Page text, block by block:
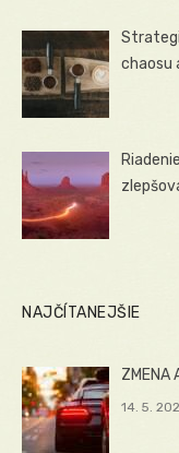
chaosu
NAJČÍTANEJŠIE
ZMENA
14. 5.